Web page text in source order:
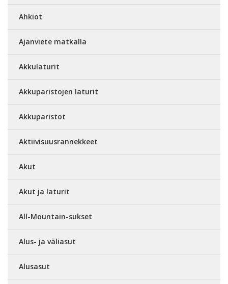
Ahkiot
Ajanviete matkalla
Akkulaturit
Akkuparistojen laturit
Akkuparistot
Aktiivisuusrannekkeet
Akut
Akut ja laturit
All-Mountain-sukset
Alus- ja väliasut
Alusasut